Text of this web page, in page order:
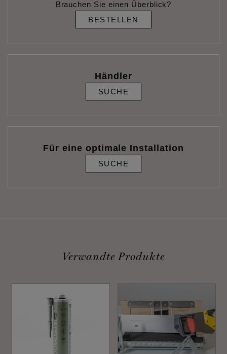
Brauchen Sie einen Überblick?
BESTELLEN
Händler
SUCHE
Für eine optimale Installation
SUCHE
Verwandte Produkte